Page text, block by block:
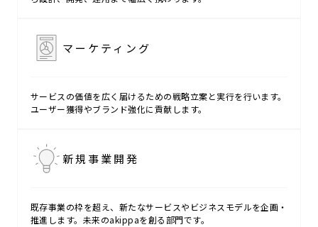
マーケティング
サービスの価値を広く届けるための戦略立案と実行を行います。
ユーザー獲得やブランド強化に貢献します。
新規事業開発
既存事業の枠を超え、新たなサービスやビジネスモデルを企画・
推進します。未来のakippaを創る部門です。